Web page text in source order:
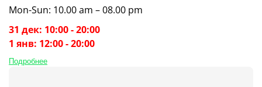
Mon-Sun: 10.00 am – 08.00 pm
31 дек: 10:00 - 20:00
1 янв: 12:00 - 20:00
Подробнее